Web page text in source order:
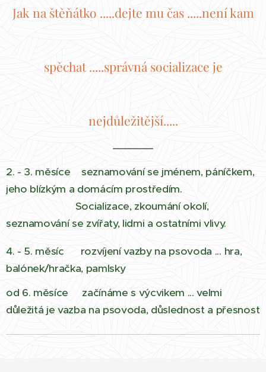
Jak na štěňátko .....dejte mu čas .....není kam
spěchat .....správná socializace je
nejdůležitější.....
2. - 3. měsíce seznamování se jménem, páníčkem,
jeho blízkým a domácím prostředím.
Socializace, zkoumání okolí,
seznamování se zvířaty, lidmi a ostatními vlivy.
4. - 5. měsíc rozvíjení vazby na psovoda ... hra,
balónek/hračka, pamlsky
od 6. měsíce začínáme s výcvikem ... velmi
důležitá je vazba na psovoda, důslednost a přesnost